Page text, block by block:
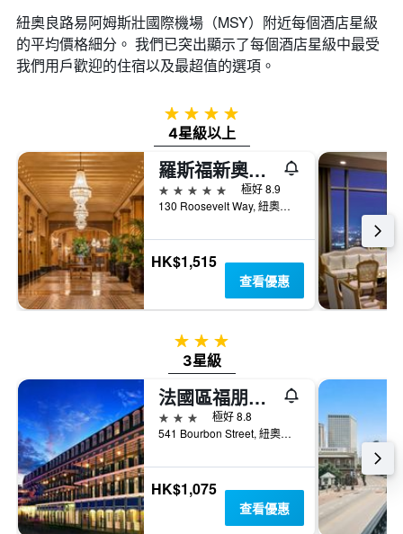
紐奧良路易阿姆斯壯國際機場​（MSY​）附近每個酒店星級
的平均價格細分。 我們已突出顯示了每個酒店星級中最受
我們用戶歡迎的住宿以及最超值的選項。
4星級
4星級以上
羅斯福新奧爾良華爾道夫度假酒店
5星級
極好 8.9
130 Roosevelt Way, 紐奧良, LA, 美國
HK$1,515
查看優惠
3星級
3星級
法國區福朋喜來登酒店
3星級
極好 8.8
541 Bourbon Street, 紐奧良, LA, 美國
HK$1,075
查看優惠